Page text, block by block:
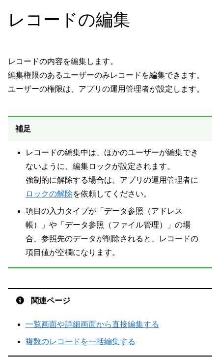
レコードの編集
レコードの内容を編集します。
編集権限のあるユーザーのみレコードを編集できます。
ユーザーの権限は、アプリの運用管理者が設定します。
補足
レコードの編集中は、ほかのユーザーが編集でき
ないように、編集ロックが設定されます。
強制的に解除する場合は、アプリの運用管理者に
ロックの解除を依頼してください。
項目の入力タイプが「データ参照（アドレス
帳）」や「データ参照（ファイル管理）」の場
合、参照先のデータが削除されると、レコードの
項目値が空欄になります。
関連ページ
一覧画面や詳細画面から直接編集する
複数のレコードを一括編集する